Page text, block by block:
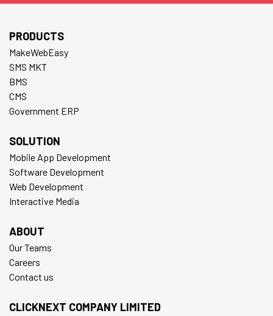
PRODUCTS
MakeWebEasy
SMS MKT
BMS
CMS
Government ERP
SOLUTION
Mobile App Development
Software Development
Web Development
Interactive Media
ABOUT
Our Teams
Careers
Contact us
CLICKNEXT COMPANY LIMITED